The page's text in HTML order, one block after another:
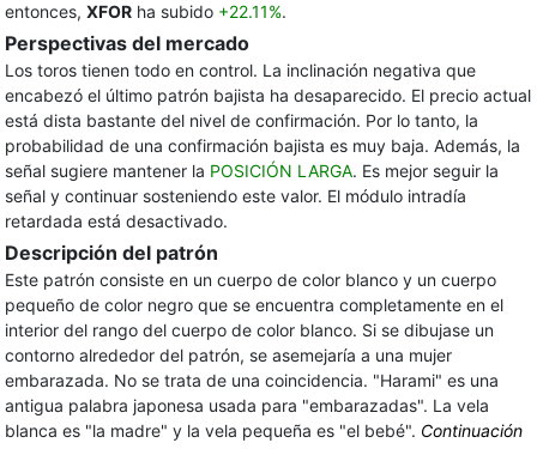
entonces, XFOR ha subido +22.11%.
Perspectivas del mercado
Los toros tienen todo en control. La inclinación negativa que
encabezó el último patrón bajista ha desaparecido. El precio actual
está dista bastante del nivel de confirmación. Por lo tanto, la
probabilidad de una confirmación bajista es muy baja. Además, la
señal sugiere mantener la POSICIÓN LARGA. Es mejor seguir la
señal y continuar sosteniendo este valor. El módulo intradía
retardada está desactivado.
Descripción del patrón
Este patrón consiste en un cuerpo de color blanco y un cuerpo
pequeño de color negro que se encuentra completamente en el
interior del rango del cuerpo de color blanco. Si se dibujase un
contorno alrededor del patrón, se asemejaría a una mujer
embarazada. No se trata de una coincidencia. "Harami" es una
antigua palabra japonesa usada para "embarazadas". La vela
blanca es "la madre" y la vela pequeña es "el bebé". Continuación